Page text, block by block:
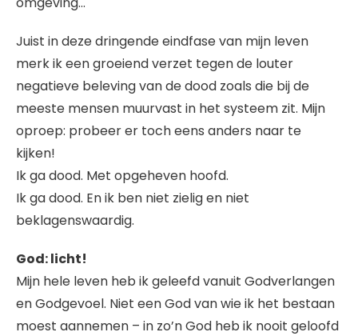
Juist in deze dringende eindfase van mijn leven
merk ik een groeiend verzet tegen de louter
negatieve beleving van de dood zoals die bij de
meeste mensen muurvast in het systeem zit. Mijn
oproep: probeer er toch eens anders naar te
kijken!
Ik ga dood. Met opgeheven hoofd.
Ik ga dood. En ik ben niet zielig en niet
beklagenswaardig.
God: licht!
Mijn hele leven heb ik geleefd vanuit Godverlangen
en Godgevoel. Niet een God van wie ik het bestaan
moest aannemen – in zo’n God heb ik nooit geloofd